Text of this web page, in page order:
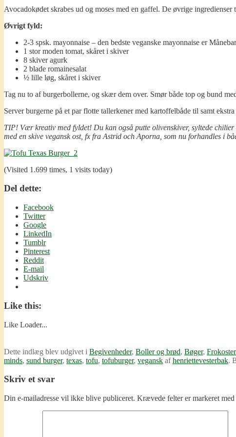
Avocadokødet skrabes ud og moses med en gaffel. De øvrige
Øvrigt fyld:
2-3 spsk. mayonnaise – den bedste veganske mayonnaise er
1 stor moden tomat, skåret i skiver
8 skiver agurk
2 blade romainesalat
½ lille løg, skåret i skiver
Tag nu to af burgerbollerne, og skær dem over. Smør både top og bund
Server burgerne på et par flotte tallerkener med kartoffelbåde til samt
TIP! Vær kreativ med fyldet! Du kan også putte olivenskiver, syltede
med en skive vegansk ost, fx fra Astrid och Aporna, som nu forhandles i
(Visited 1.699 times, 1 visits today)
Del dette:
Facebook
Twitter
Google
LinkedIn
Tumblr
Pinterest
Reddit
E-mail
Udskriv
Like this:
Like Loader...
Dette indlæg blev udgivet i Begivenheder, Boller og brød, Bøger,
minds, sund burger, texas, tofu, tofuburger, vegansk afhenriettevesterbak.
Skriv et svar
Din e-mailadresse vil ikke blive publiceret. Krævede felter er markeret med